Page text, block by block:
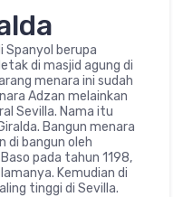
Spanyol berupa
di masjid agung di
menara ini sudah
Adzan melainkan
Sevilla. Nama itu
Bangun menara
di bangun oleh
pada tahun 1198,
Kemudian di
tinggi di Sevilla.